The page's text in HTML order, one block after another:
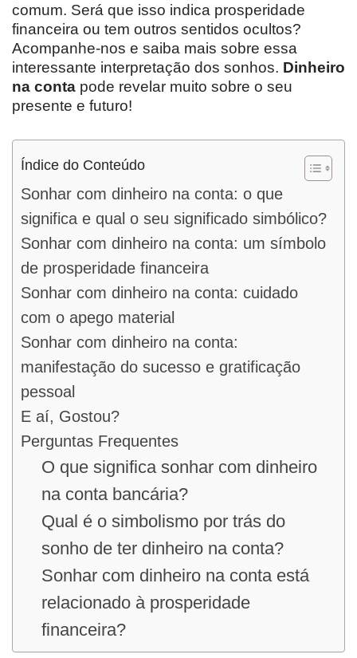
comum. Será que isso indica prosperidade
financeira ou tem outros sentidos ocultos?
Acompanhe-nos e saiba mais sobre essa
interessante interpretação dos sonhos. Dinheiro
na conta pode revelar muito sobre o seu
presente e futuro!
Índice do Conteúdo
Sonhar com dinheiro na conta: o que
significa e qual o seu significado simbólico?
Sonhar com dinheiro na conta: um símbolo
de prosperidade financeira
Sonhar com dinheiro na conta: cuidado
com o apego material
Sonhar com dinheiro na conta:
manifestação do sucesso e gratificação
pessoal
E aí, Gostou?
Perguntas Frequentes
O que significa sonhar com dinheiro
na conta bancária?
Qual é o simbolismo por trás do
sonho de ter dinheiro na conta?
Sonhar com dinheiro na conta está
relacionado à prosperidade
financeira?